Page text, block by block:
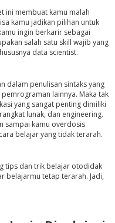
ini membuat kamu malah
kamu jadikan pilihan untuk
ingin berkarir sebagai
salah satu skill wajib yang
data scientist.
dalam penulisan sintaks yang
lainnya. Maka tak
yang sangat penting dimiliki
lunak, dan engineering.
sampai kamu overdosis
belajar yang tidak terarah.
tips dan trik belajar otodidak
belajarmu tetap terarah. Jadi,